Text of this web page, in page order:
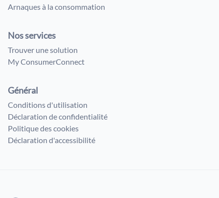
Arnaques à la consommation
Nos services
Trouver une solution
My ConsumerConnect
Général
Conditions d'utilisation
Déclaration de confidentialité
Politique des cookies
Déclaration d'accessibilité